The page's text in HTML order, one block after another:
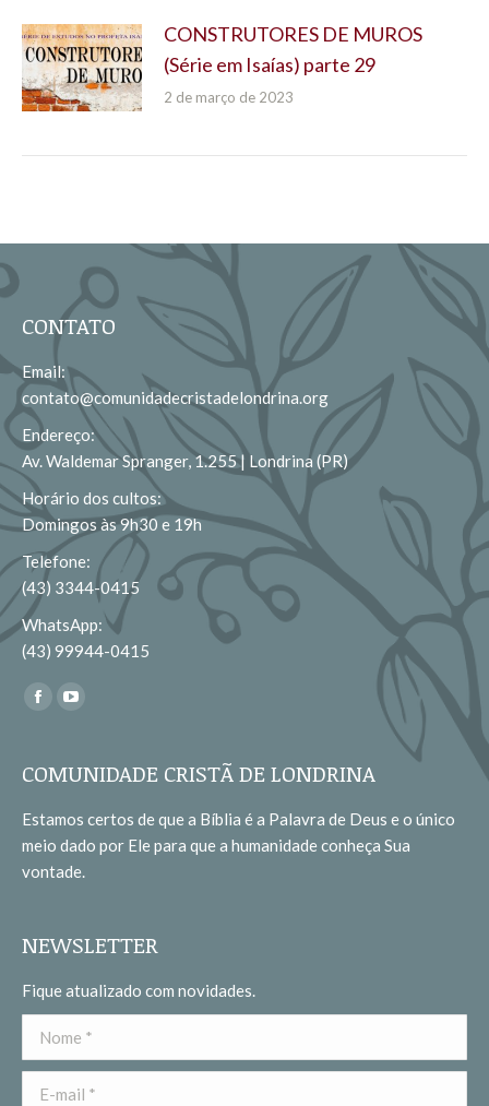
CONSTRUTORES DE MUROS
(Série em Isaías) parte 29
2 de março de 2023
CONTATO
Email:
contato@comunidadecristadelondrina.org
Endereço:
Av. Waldemar Spranger, 1.255 | Londrina (PR)
Horário dos cultos:
Domingos às 9h30 e 19h
Telefone:
(43) 3344-0415
WhatsApp:
(43) 99944-0415
Encontre-nos em:
Facebook
opens
new
window
opens
new
window
COMUNIDADE CRISTÃ DE LONDRINA
Estamos certos de que a Bíblia é a Palavra de Deus e o único
meio dado por Ele para que a humanidade conheça Sua
vontade.
NEWSLETTER
Fique atualizado com novidades.
Nome *
E-mail *